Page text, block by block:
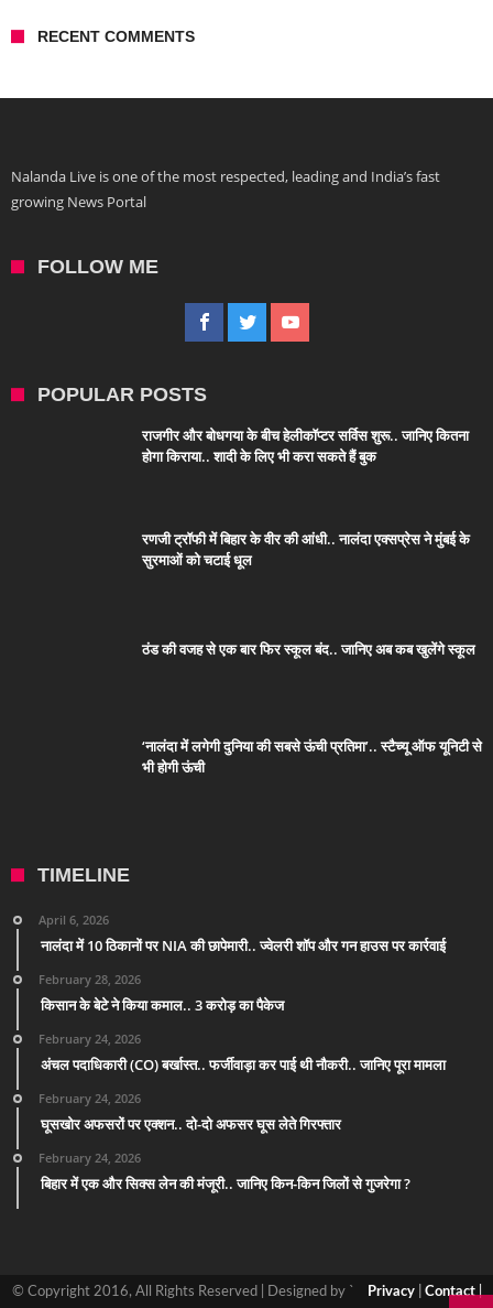
RECENT COMMENTS
Nalanda Live is one of the most respected, leading and India’s fast
growing News Portal
FOLLOW ME
POPULAR POSTS
राजगीर और बोधगया के बीच हेलीकॉप्टर सर्विस शुरू.. जानिए कितना
होगा किराया.. शादी के लिए भी करा सकते हैं बुक
रणजी ट्रॉफी में बिहार के वीर की आंधी.. नालंदा एक्सप्रेस ने मुंबई के
सुरमाओं को चटाई धूल
ठंड की वजह से एक बार फिर स्कूल बंद.. जानिए अब कब खुलेंगे स्कूल
‘नालंदा में लगेगी दुनिया की सबसे ऊंची प्रतिमा’.. स्टैच्यू ऑफ यूनिटी से
भी होगी ऊंची
TIMELINE
April 6, 2026
नालंदा में 10 ठिकानों पर NIA की छापेमारी.. ज्वेलरी शॉप और गन हाउस पर कार्रवाई
February 28, 2026
किसान के बेटे ने किया कमाल.. 3 करोड़ का पैकेज
February 24, 2026
अंचल पदाधिकारी (CO) बर्खास्त.. फर्जीवाड़ा कर पाई थी नौकरी.. जानिए पूरा मामला
February 24, 2026
घूसखोर अफसरों पर एक्शन.. दो-दो अफसर घूस लेते गिरफ्तार
February 24, 2026
बिहार में एक और सिक्स लेन की मंजूरी.. जानिए किन-किन जिलों से गुजरेगा ?
© Copyright 2016, All Rights Reserved | Designed by ` Privacy| Contact |